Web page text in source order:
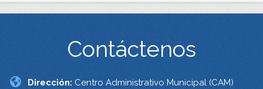
Contáctenos
Dirección: Centro Administrativo Municipal (CAM)